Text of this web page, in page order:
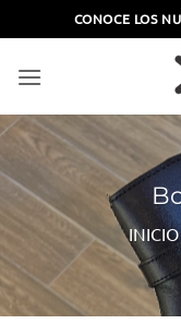
al
contenido
CONOCE LOS
INICIO